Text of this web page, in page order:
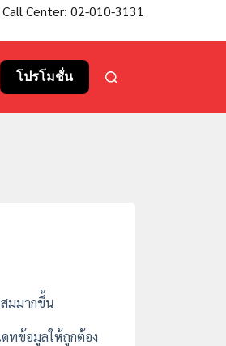
Call Center: 02-010-3131
โปรโมชั่น
มมากขึ้น
ทข้อมูลให้ถูกต้อง